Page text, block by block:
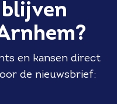
en kansen direct
de nieuwsbrief: